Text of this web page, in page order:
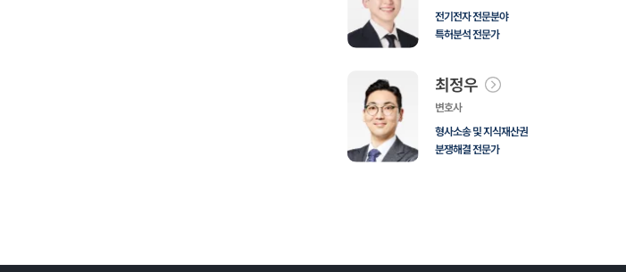
전기전자 전문분야
특허분석 전문가
최정우
변호사
형사소송 및 지식재산권
분쟁해결 전문가